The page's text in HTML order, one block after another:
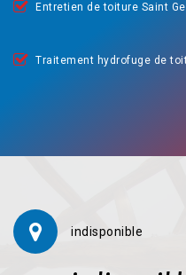
Entretien de toiture Saint
Traitement hydrofuge de
indisponible